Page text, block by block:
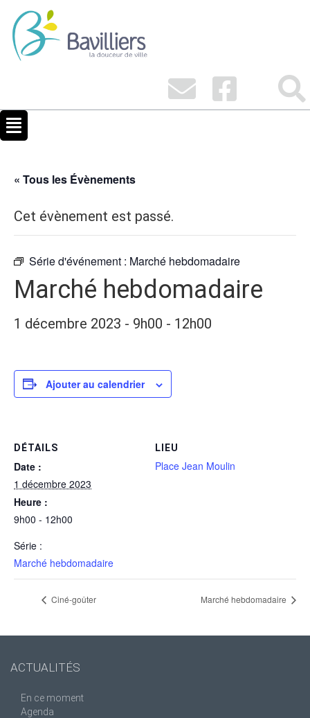
« Tous les Évènements
Cet évènement est passé.
Série d'événement : Marché hebdomadaire
Marché hebdomadaire
1 décembre 2023 - 9h00 - 12h00
Ajouter au calendrier
DÉTAILS
Date :
1 décembre 2023
Heure :
9h00 - 12h00
Série :
Marché hebdomadaire
LIEU
Place Jean Moulin
Ciné-goûter Marché hebdomadaire
ACTUALITÉS
En ce moment
Agenda